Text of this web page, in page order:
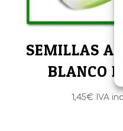
SEMILLAS
BLANCO
1,45€ IVA